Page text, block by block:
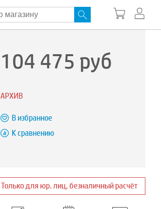
104 475 руб
АРХИВ
В избранное
К сравнению
Только для юр. лиц, безналичный расчёт